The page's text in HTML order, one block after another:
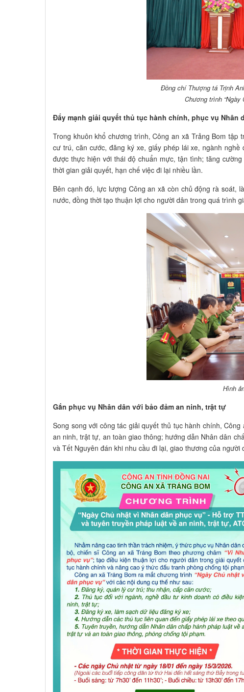
Đồng chí Thượng tá Trịnh
Chương trình “Ngày
Đẩy mạnh giải quyết thủ tục hành chính, phục vụ Nhân
Trong khuôn khổ chương trình, Công an xã Trảng Bom
cư trú, căn cước, đăng ký xe, giấy phép lái xe, ngành
được thực hiện với thái độ chuẩn mực, tận tình; tăng
thời gian giải quyết, hạn chế việc đi lại nhiều lần.
Bên cạnh đó, lực lượng Công an xã còn chủ động rà soát,
nước, đồng thời tạo thuận lợi cho người dân trong quá trình
Hình
Gắn phục vụ Nhân dân với bảo đảm an ninh, trật tự
Song song với công tác giải quyết thủ tục hành chính,
an ninh, trật tự, an toàn giao thông; hướng dẫn Nhân dân
và Tết Nguyên đán khi nhu cầu đi lại, giao thương của người